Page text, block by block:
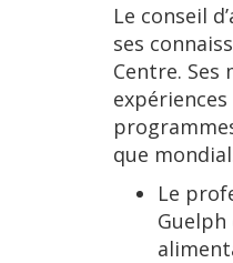
Le conseil
ses
Centre.
que
Le